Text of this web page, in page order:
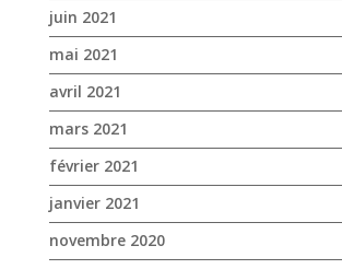
janvier 2021
novembre 2020
octobre 2020
septembre 2020
août 2020
juillet 2020
juin 2020